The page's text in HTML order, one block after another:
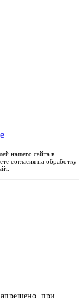
нашего сайта в
согласия на обработку
при